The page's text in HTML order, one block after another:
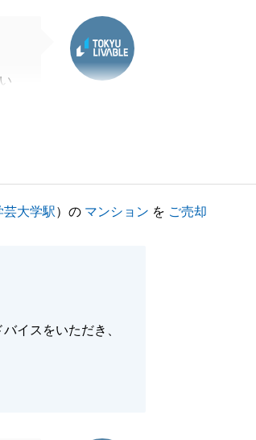
芸大学駅）の マンション を ご売却
イスをいただき、